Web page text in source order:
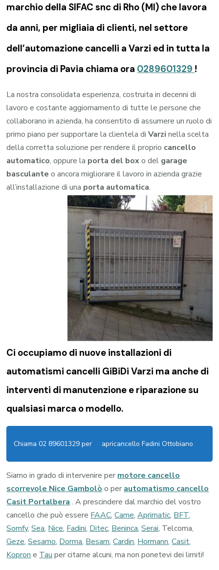
marchio della SIFAC snc di Rho (MI) che lavora
da anni, per migliaia di clienti, nel settore
dell’automazione cancelli a Varzi ed in tutta la
provincia di Pavia chiama ora 0289601329 !
La nostra consolidata esperienza, costruita in decenni di
lavoro e costante aggiornamento di tutte le persone che
collaborano in azienda, ha consentito di assumere un ruolo di
primo piano per supportare la clientela diVarzi nella scelta
della corretta soluzione per rendere il proprio cancello
automatico, oppure la porta del boxo del garage
basculante o ancora migliorare il lavoro in azienda grazie
all’installazione di una porta automatica.
Ci occupiamo di nuove installazioni di
automatismi cancelli GiBiDi Varzi ma anche di
interventi di manutenzione e riparazione su
qualsiasi marca o modello.
Chiama 02 89601329 per apricancello Fadini Ottobiano
Siamo in grado di intervenire per motore cancello
scorrevole Nice Gambolò o per automatismo cancello
Casit Portalbera . A prescindere dal marchio del vostro
cancello che può essere FAAC,Came,Aprimatic, BFT,
Somfy,Sea, Nice, Fadini, Ditec, Beninca,Serai, Telcoma,
Geze,Sesamo, Dorma, Besam,Cardin, Hormann,Casit,
Kopron e Tau per citarne alcuni, ma non ponetevi dei limiti!